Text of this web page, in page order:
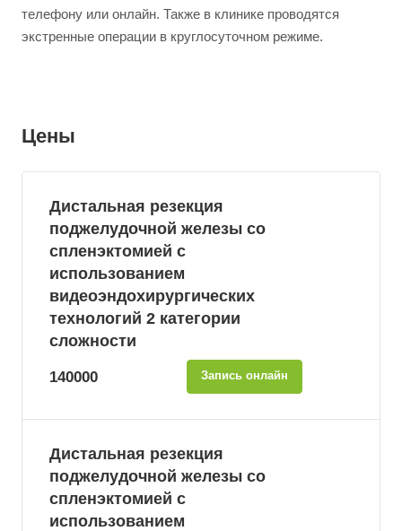
телефону или онлайн. Также в клинике проводятся
экстренные операции в круглосуточном режиме.
Цены
Дистальная резекция
поджелудочной железы со
спленэктомией с
использованием
видеоэндохирургических
технологий 2 категории
сложности
140000 Запись онлайн
Дистальная резекция
поджелудочной железы со
спленэктомией с
использованием